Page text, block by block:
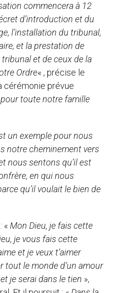
commencera à 12
d’introduction et du
l’installation du tribunal,
et la prestation de
et de ceux de la
Ordre« , précise le
cérémonie prévue
toute notre famille
un exemple pour nous
notre cheminement vers
nous sentons qu’il est
en qui nous
qu’il voulait le bien de
« Mon Dieu, je fais cette
je vous fais cette
et je veux t’aimer
tout le monde d’un amour
je serai dans le tien »,